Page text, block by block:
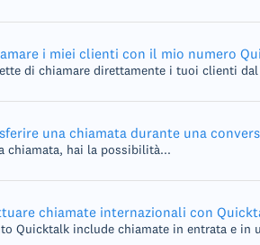
i miei clienti con il mio numero
di chiamare direttamente i tuoi clienti
una chiamata durante una
chiamata, hai la possibilità...
chiamate internazionali con
Quicktalk include chiamate in entrata e in